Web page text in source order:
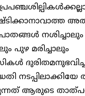
നശിച്ചാലും
പുഴ മരിച്ചാലും
ആരുടെ